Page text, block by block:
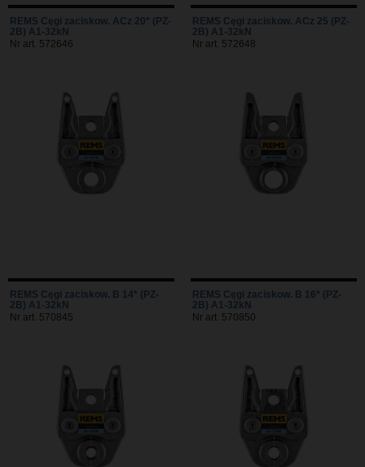
REMS Cęgi zaciskow. ACz 20* (PZ-
2B) A1-32kN
Nr art. 572646
REMS Cęgi zaciskow. ACz 25 (PZ-
2B) A1-32kN
Nr art. 572648
REMS Cęgi zaciskow. B 14* (PZ-
2B) A1-32kN
Nr art. 570845
REMS Cęgi zaciskow. B 16* (PZ-
2B) A1-32kN
Nr art. 570850